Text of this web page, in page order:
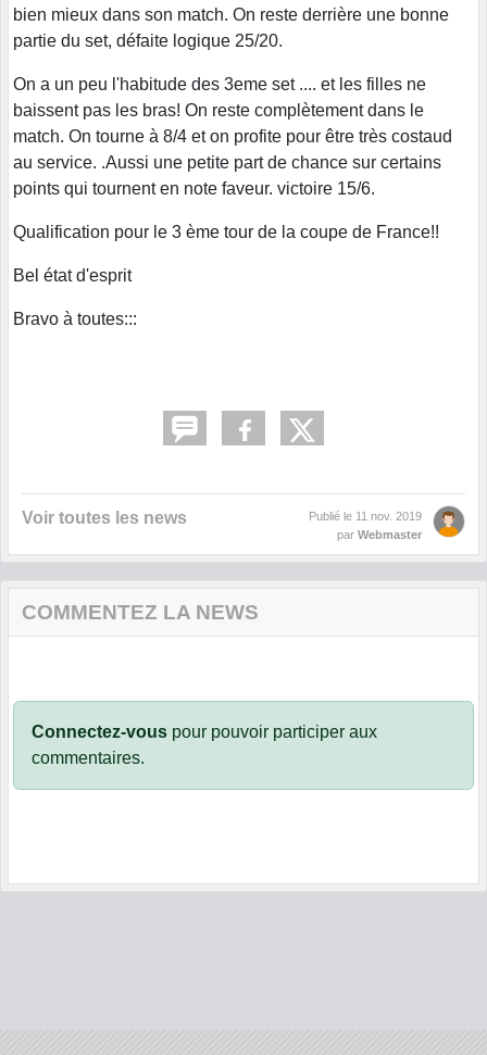
bien mieux dans son match. On reste derrière une bonne
partie du set, défaite logique 25/20.
On a un peu l'habitude des 3eme set .... et les filles ne
baissent pas les bras! On reste complètement dans le
match. On tourne à 8/4 et on profite pour être très costaud
au service. .Aussi une petite part de chance sur certains
points qui tournent en note faveur. victoire 15/6.
Qualification pour le 3 ème tour de la coupe de France!!
Bel état d'esprit
Bravo à toutes:::
Voir toutes les news Publié le 11 nov. 2019
par Webmaster
COMMENTEZ LA NEWS
Connectez-vous pour pouvoir participer aux
commentaires.